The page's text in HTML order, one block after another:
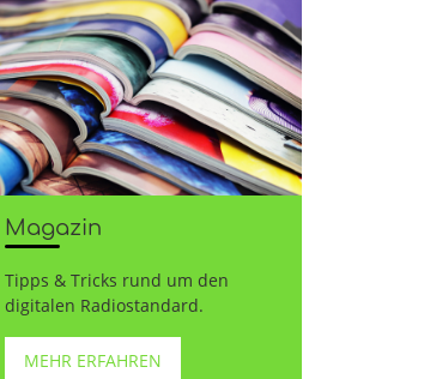
Magazin
Tipps & Tricks rund um den
digitalen Radiostandard.
MEHR ERFAHREN